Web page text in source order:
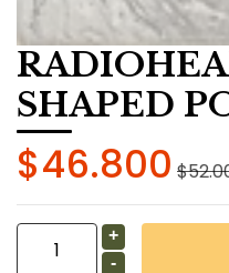
SHAPED
$46.800
+
-